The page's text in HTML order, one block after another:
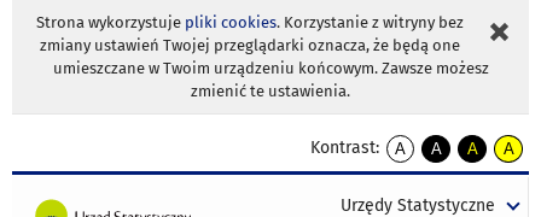
Strona wykorzystuje pliki cookies. Korzystanie z witryny bez
zmiany ustawień Twojej przeglądarki oznacza, że będą one
umieszczane w Twoim urządzeniu końcowym. Zawsze możesz
zmienić te ustawienia.
Kontrast:
A
kontrast
A
kontrast
tekst
A
kontrast
tekst
A
tekst
Urzędy Statystyczne